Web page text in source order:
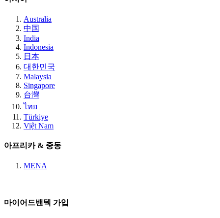
Australia
中国
India
Indonesia
日本
대한민국
Malaysia
Singapore
台灣
ไทย
Türkiye
Việt Nam
아프리카 & 중동
MENA
마이어드밴텍 가입